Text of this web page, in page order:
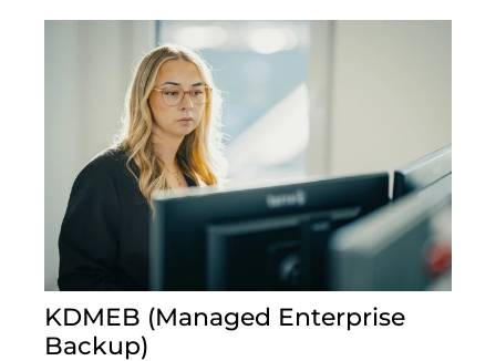
KDMEB (Managed Enterprise
Backup)